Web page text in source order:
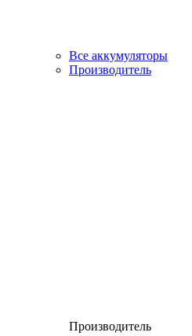
Все аккумуляторы
Производитель
Производитель